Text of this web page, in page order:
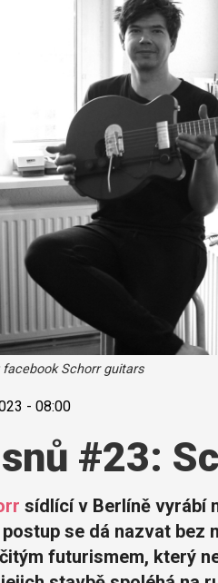
Schorr guitars
- 08:00
#23:
sídlící v Berlíně vyrábí
se dá nazvat bez
futurismem, který